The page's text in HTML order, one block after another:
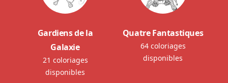
Gardiens de la
Galaxie
21 coloriages
disponibles
Quatre Fantastiques
64 coloriages
disponibles